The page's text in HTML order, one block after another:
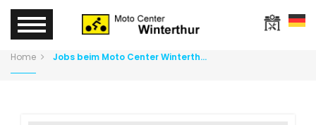
Home Jobs beim Moto Center Winterthur